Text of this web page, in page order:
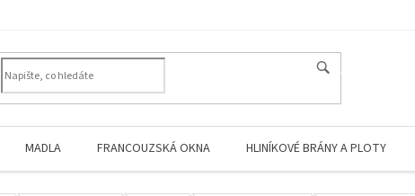
MADLA FRANCOUZSKÁ OKNA HLINÍKOVÉ BRÁNY A PLOTY